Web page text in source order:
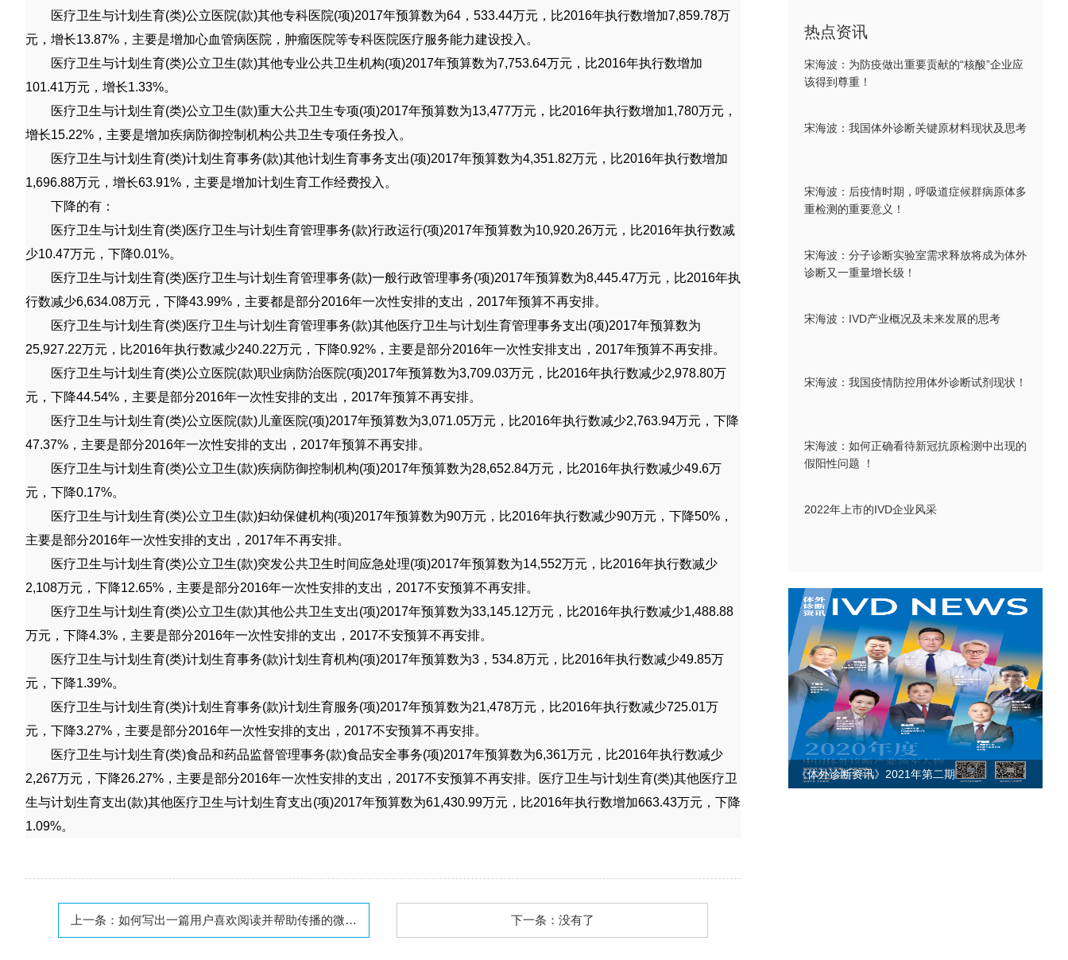
医疗卫生与计划生育(类)公立医院(款)其他专科医院(项)2017年预算数为64 ， 533.44万元，比2016年执行数增加7,859.78万
元，增长13.87% ，主要是增加心血管病医院，肿瘤医院等专科医院医疗服务能力建设投入。
医疗卫生与计划生育(类)公立卫生(款)其他专业公共卫生机构(项)2017年预算数为7,753.64万元，比2016年执行数增加
101.41万元，增长1.33%。
医疗卫生与计划生育(类)公立卫生(款)重大公共卫生专项(项)2017年预算数为13,477万元，比2016年执行数增加1,780万元，
增长15.22% ，主要是增加疾病防御控制机构公共卫生专项任务投入。
医疗卫生与计划生育(类)计划生育事务(款)其他计划生育事务支出(项)2017年预算数为4,351.82万元，比2016年执行数增加
1,696.88万元，增长63.91% ，主要是增加计划生育工作经费投入。
下降的有：
医疗卫生与计划生育(类)医疗卫生与计划生育管理事务(款)行政运行(项)2017年预算数为10,920.26万元，比2016年执行数减
少10.47万元，下降0.01%。
医疗卫生与计划生育(类)医疗卫生与计划生育管理事务(款)一般行政管理事务(项)2017年预算数为8,445.47万元，比2016年执
行数减少6,634.08万元，下降43.99% ，主要都是部分2016年一次性安排的支出， 2017年预算不再安排。
医疗卫生与计划生育(类)医疗卫生与计划生育管理事务(款)其他医疗卫生与计划生育管理事务支出(项)2017年预算数为
25,927.22万元，比2016年执行数减少240.22万元，下降0.92% ，主要是部分2016年一次性安排支出， 2017年预算不再安排。
医疗卫生与计划生育(类)公立医院(款)职业病防治医院(项)2017年预算数为3,709.03万元，比2016年执行数减少2,978.80万
元，下降44.54% ，主要是部分2016年一次性安排的支出， 2017年预算不再安排。
医疗卫生与计划生育(类)公立医院(款) 儿童医院(项)2017年预算数为3,071.05万元，比2016年执行数减少2,763.94万元，下降
47.37% ，主要是部分2016年一次性安排的支出， 2017年预算不再安排。
医疗卫生与计划生育(类)公立卫生(款)疾病防御控制机构(项)2017年预算数为28,652.84万元，比2016年执行数减少49.6万
元，下降0.17%。
医疗卫生与计划生育(类)公立卫生(款)妇幼保健机构(项)2017年预算数为90万元，比2016年执行数减少90万元，下降50% ，
主要是部分2016年一次性安排的支出， 2017年不再安排。
医疗卫生与计划生育(类)公立卫生(款)突发公共卫生时间应急处理(项)2017年预算数为14,552万元，比2016年执行数减少
2,108万元，下降12.65% ，主要是部分2016年一次性安排的支出， 2017不安预算不再安排。
医疗卫生与计划生育(类)公立卫生(款)其他公共卫生支出(项)2017年预算数为33,145.12万元，比2016年执行数减少1,488.88
万元，下降4.3% ，主要是部分2016年一次性安排的支出， 2017不安预算不再安排。
医疗卫生与计划生育(类)计划生育事务(款)计划生育机构(项)2017年预算数为3 ， 534.8万元，比2016年执行数减少49.85万
元，下降1.39%。
医疗卫生与计划生育(类)计划生育事务(款)计划生育服务(项)2017年预算数为21,478万元，比2016年执行数减少725.01万
元，下降3.27% ，主要是部分2016年一次性安排的支出， 2017不安预算不再安排。
医疗卫生与计划生育(类)食品和药品监督管理事务(款)食品安全事务(项)2017年预算数为6,361万元，比2016年执行数减少
2,267万元，下降26.27% ，主要是部分2016年一次性安排的支出， 2017不安预算不再安排。医疗卫生与计划生育(类)其他医疗卫
生与计划生育支出(款)其他医疗卫生与计划生育支出(项)2017年预算数为61,430.99万元，比2016年执行数增加663.43万元，下降
1.09%。
上一条： 如何写出一篇用户喜欢阅读并帮助传播的微信营销文案 下一条：没有了
热点资讯
宋海波：为防疫做出重要贡献的“核酸”企业应
该得到尊重！
宋海波：我国体外诊断关键原材料现状及思考
宋海波：后疫情时期，呼吸道症候群病原体多
重检测的重要意义！
宋海波：分子诊断实验室需求释放将成为体外
诊断又一重量增长级！
宋海波：IVD产业概况及未来发展的思考
宋海波：我国疫情防控用体外诊断试剂现状！
宋海波：如何正确看待新冠抗原检测中出现的
假阳性问题 ！
2022年上市的IVD企业风采
《体外诊断资讯》2021年第二期